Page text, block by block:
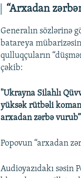
“Arxadan
Generalın sözlərinə
batareya
qulluqçuların
çəkib:
"Ukrayna Silahlı
yüksək rütbəli
arxadan zərbə
Popovun “arxadan
Audioyazıdakı səsin